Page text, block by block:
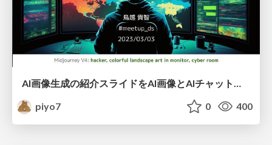
AI画像生成の紹介スライドをAI画像とAIチャットで作ってみた
piyo7
0 400